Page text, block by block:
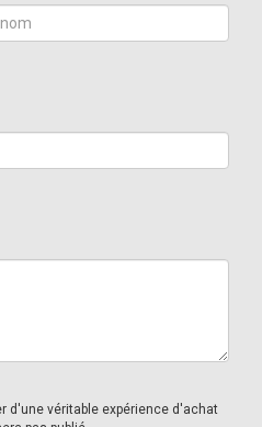
d'une véritable expérience d'achat